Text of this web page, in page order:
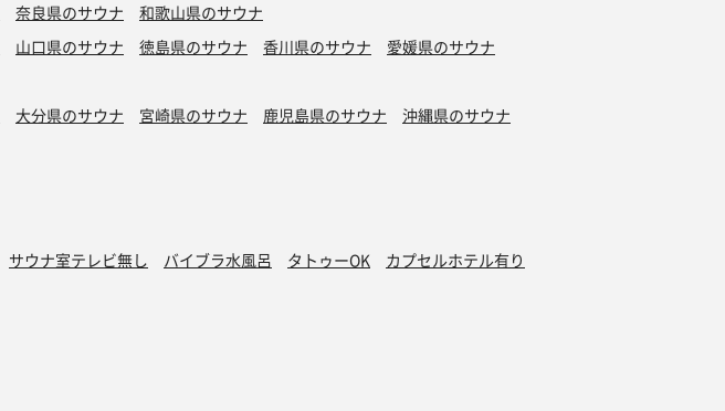
奈良県のサウナ 和歌山県のサウナ
山口県のサウナ 徳島県のサウナ 香川県のサウナ
愛媛県のサウナ
大分県のサウナ 宮崎県のサウナ 鹿児島県のサウナ 沖縄県のサウナ
サウナ室テレビ無し バイブラ水風呂 タトゥーOK
カプセルホテル有り